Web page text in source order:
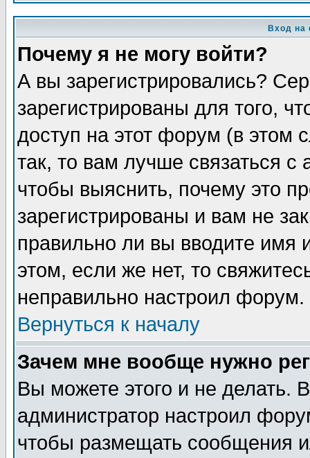
Вход на
Почему я не могу войти?
А вы зарегистрировались?
зарегистрированы для того,
доступ на этот форум (в этом
так, то вам лучше связаться
чтобы выяснить, почему это
зарегистрированы и вам не
правильно ли вы вводите
этом, если же нет, то
неправильно настроил форум.
Вернуться к началу
Зачем мне вообще нужно
Вы можете этого и не делать.
администратор настроил
чтобы размещать сообщения